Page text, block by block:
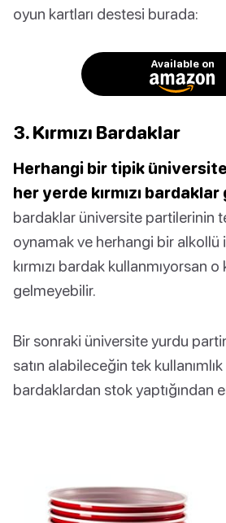
oyun kartları destesi burada:
Available on
3. Kırmızı Bardaklar
Herhangi bir tipik
her yerde kırmızı
bardaklar üniversite partilerinin
oynamak ve herhangi bir alkollü
kırmızı bardak kullanmıyorsan
gelmeyebilir.
Bir sonraki üniversite yurdu
satın alabileceğin tek kullanımlık
bardaklardan stok yaptığından